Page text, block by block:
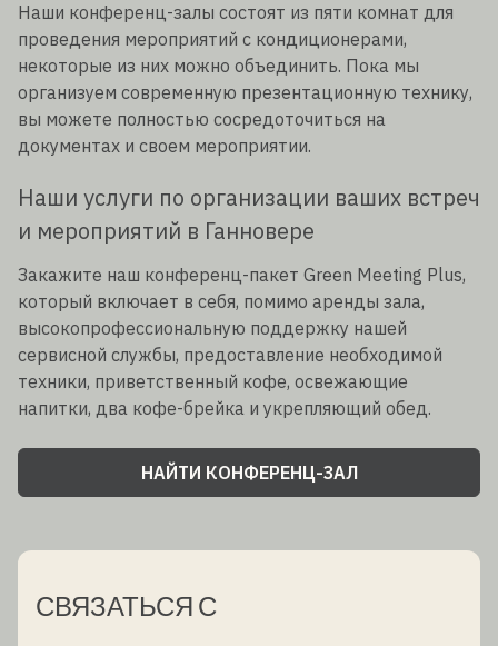
Наши конференц-залы состоят из пяти комнат для
проведения мероприятий с кондиционерами,
некоторые из них можно объединить. Пока мы
организуем современную презентационную технику,
вы можете полностью сосредоточиться на
документах и своем мероприятии.
Наши услуги по организации ваших встреч
и мероприятий в Ганновере
Закажите наш конференц-пакет Green Meeting Plus,
который включает в себя, помимо аренды зала,
высокопрофессиональную поддержку нашей
сервисной службы, предоставление необходимой
техники, приветственный кофе, освежающие
напитки, два кофе-брейка и укрепляющий обед.
НАЙТИ КОНФЕРЕНЦ-ЗАЛ
СВЯЗАТЬСЯ С